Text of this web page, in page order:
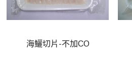
海鱺切片-不加CO